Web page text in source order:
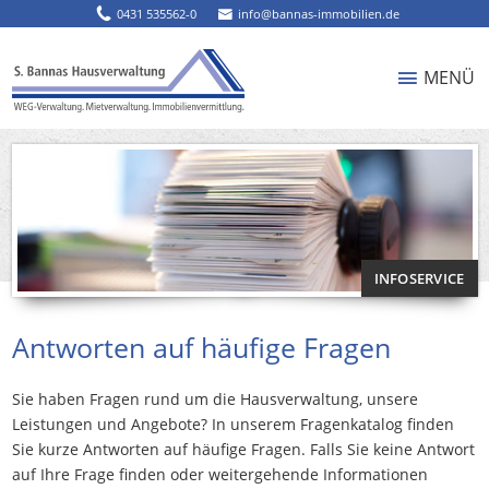
0431 535562-0 info@bannas-immobilien.de
MENÜ
INFOSERVICE
Antworten auf häufige Fragen
Sie haben Fragen rund um die Hausverwaltung, unsere
Leistungen und Angebote? In unserem Fragenkatalog finden
Sie kurze Antworten auf häufige Fragen. Falls Sie keine Antwort
auf Ihre Frage finden oder weitergehende Informationen